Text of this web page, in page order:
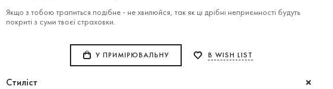
Якщо з тобою трапиться подібне - не хвилюйся, так як ці дрібні неприємності будуть
покриті з суми твоєї страховки.
У ПРИМІРЮВАЛЬНУ В WISH LIST
Стиліст